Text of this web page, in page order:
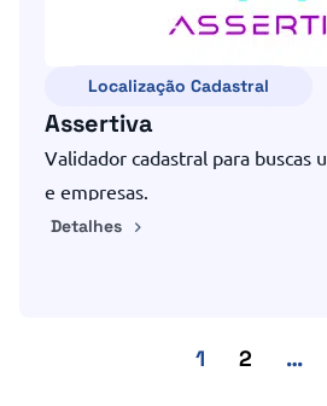
Localização Cadastral
Assertiva
Validador cadastral para buscas
e empresas.
Detalhes
1 2 …